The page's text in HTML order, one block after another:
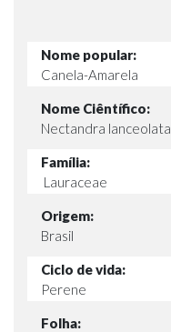
Nome popular:
Canela-Amarela
Nome Ciêntífico:
Nectandra lanceolata
Família:
Lauraceae
Origem:
Brasil
Ciclo de vida:
Perene
Folha: